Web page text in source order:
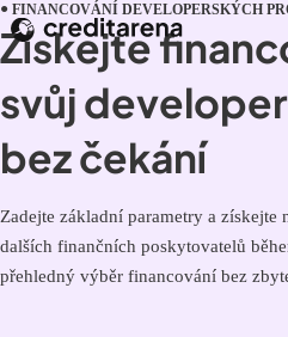
FINANCOVÁNÍ DEVELOPERSKÝCH
Získejte
svůj
bez čekání
Zadejte základní parametry a
dalších finančních poskytovatelů
přehledný výběr financování bez